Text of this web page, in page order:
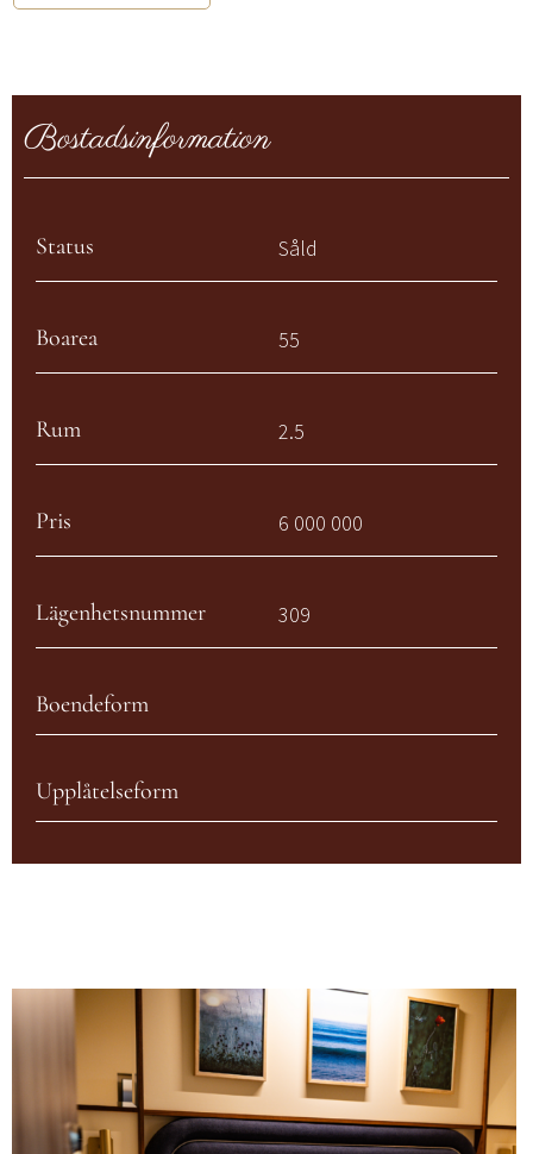
Bostadsinformation
Status Såld
Boarea 55
Rum 2.5
Pris 6 000 000
Lägenhetsnummer 309
Boendeform
Upplåtelseform